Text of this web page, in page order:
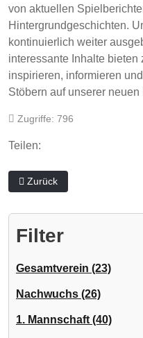
von aktuellen
Hintergrundgeschichten.
kontinuierlich weiter
interessante Inhalte bieten
inspirieren, informieren
Stöbern auf unserer neuen
Zugriffe: 796
Teilen:
Vorheriger Beitrag:
Zurück
Filter
Gesamtverein (23)
Nachwuchs (26)
1. Mannschaft (40)